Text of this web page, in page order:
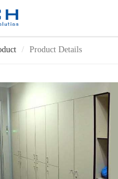
Product Details